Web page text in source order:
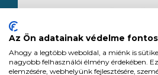
Az Ön adatainak védelme
Ahogy a legtöbb weboldal, a miénk is
nagyobb felhasználói élmény érdekében.
elemzésére, webhelyünk fejlesztésére,